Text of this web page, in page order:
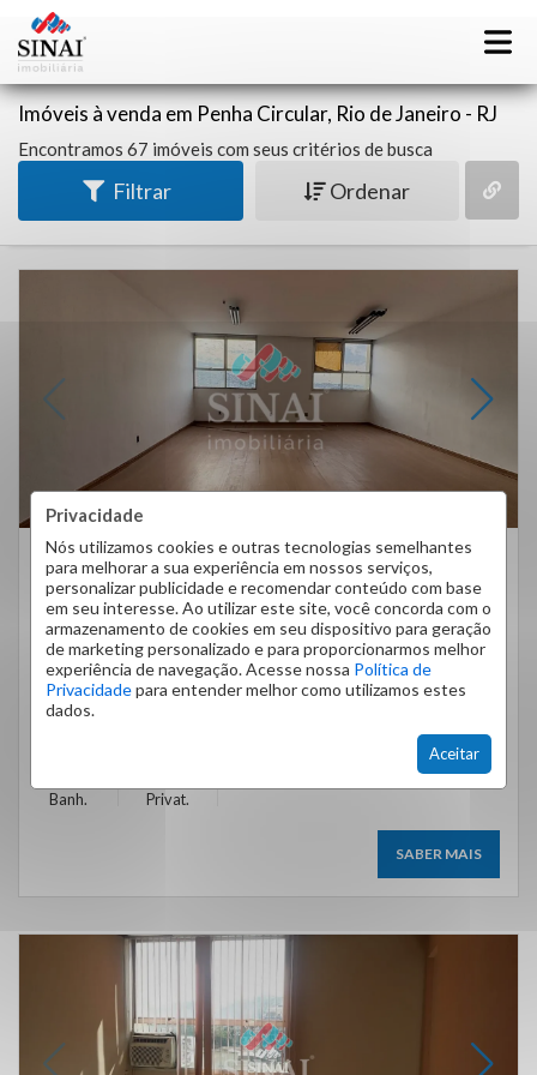
Privacidade
Nós utilizamos cookies e outras tecnologias semelhantes
para melhorar a sua experiência em nossos serviços,
personalizar publicidade e recomendar conteúdo com base
em seu interesse. Ao utilizar este site, você concorda com o
armazenamento de cookies em seu dispositivo para geração
de marketing personalizado e para proporcionarmos melhor
experiência de navegação. Acesse nossa Política de
Privacidadepara entender melhor como utilizamos estes
dados.
Aceitar
Imóveis à venda em Penha Circular, Rio de Janeiro - RJ
Encontramos 67 imóveis com seus critérios de busca
Filtrar Ordenar
SALA PENHA 28M²
RUA MONSENHOR ALVES ROCHA, PENHA - RIO DE
JANEIRO/RJ
Cód.: AP0736_SINAI
Venda
R$ 35.000,00
Condomínio R$ 521,00
Banh. Privat.
SABER MAIS